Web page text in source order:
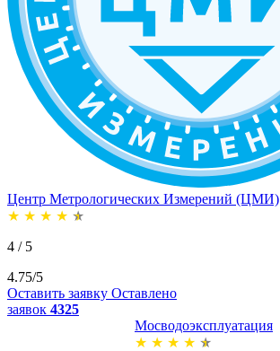
Центр Метрологических Измерений (ЦМИ)
★ ★ ★ ★ ★
4 / 5
4.75/5
Оставить заявку Оставлено
заявок 4325
Мосводоэксплуатация
★ ★ ★ ★ ★